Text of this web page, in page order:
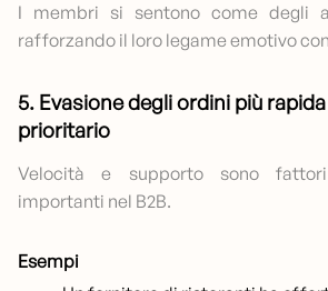
I membri si sentono come degli
rafforzando il loro legame emotivo
5. Evasione degli ordini più
prioritario
Velocità e supporto sono fattori
importanti nel B2B.
Esempi